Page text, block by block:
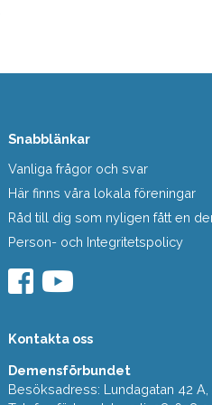
Snabblänkar
Vanliga frågor och svar
Här finns våra lokala föreningar
Råd till dig som nyligen fått en
Person- och Integritetspolicy
Kontakta oss
Demensförbundet
Besöksadress: Lundagatan 42 A,